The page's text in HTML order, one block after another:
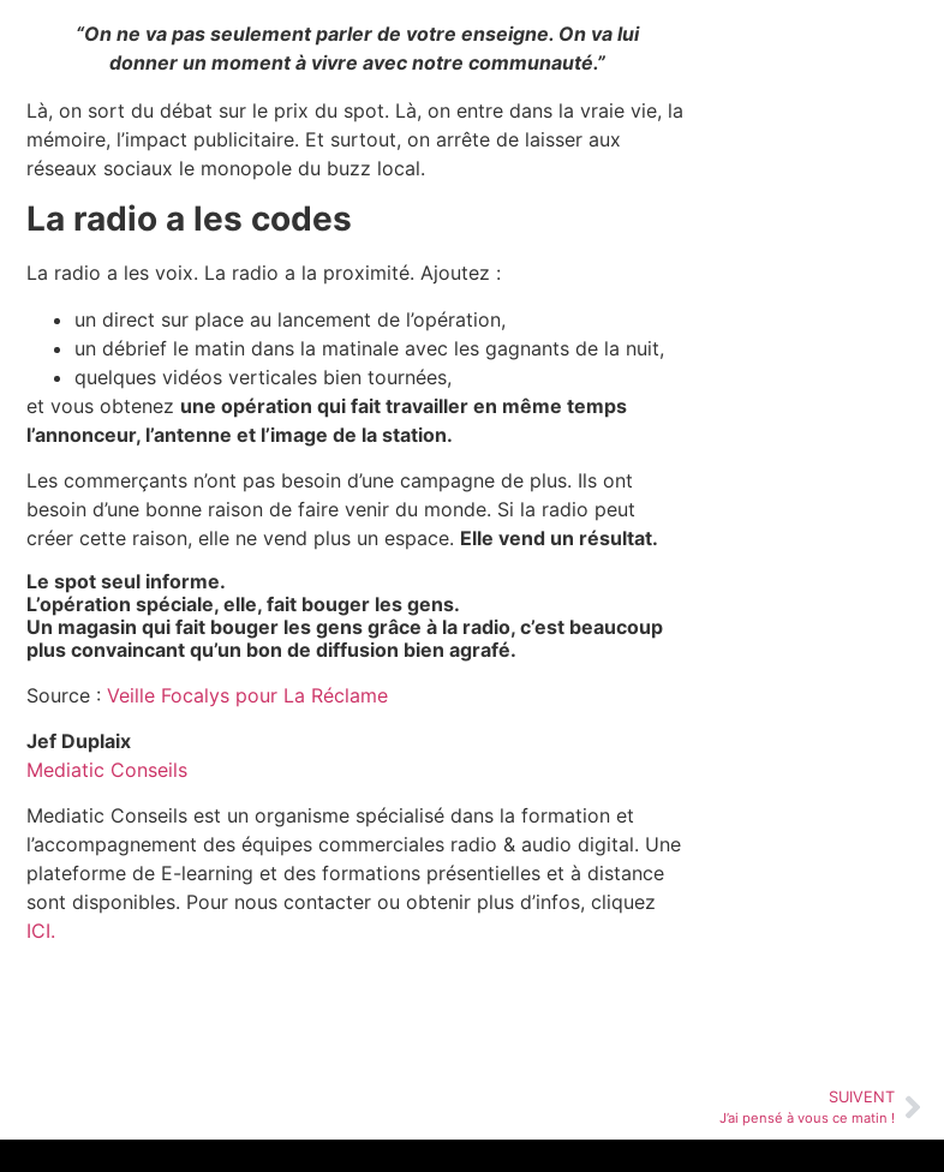
“On ne va pas seulement parler de votre enseigne. On va lui
donner un moment à vivre avec notre communauté.”
Là, on sort du débat sur le prix du spot. Là, on entre dans la vraie vie, la
mémoire, l’impact publicitaire. Et surtout, on arrête de laisser aux
réseaux sociaux le monopole du buzz local.
La radio a les codes
La radio a les voix. La radio a la proximité. Ajoutez :
un direct sur place au lancement de l’opération,
un débrief le matin dans la matinale avec les gagnants de la nuit,
quelques vidéos verticales bien tournées,
et vous obtenez une opération qui fait travailler en même temps
l’annonceur, l’antenne et l’image de la station.
Les commerçants n’ont pas besoin d’une campagne de plus. Ils ont
besoin d’une bonne raison de faire venir du monde. Si la radio peut
créer cette raison, elle ne vend plus un espace. Elle vend un résultat.
Le spot seul informe.
L’opération spéciale, elle, fait bouger les gens.
Un magasin qui fait bouger les gens grâce à la radio, c’est beaucoup
plus convaincant qu’un bon de diffusion bien agrafé.
Source : Veille Focalys pour La Réclame
Jef Duplaix
Mediatic Conseils
Mediatic Conseils est un organisme spécialisé dans la formation et
l’accompagnement des équipes commerciales radio & audio digital. Une
plateforme de E-learning et des formations présentielles et à distance
sont disponibles. Pour nous contacter ou obtenir plus d’infos, cliquez
ICI.
SUIVENT
J’ai pensé à vous ce matin !